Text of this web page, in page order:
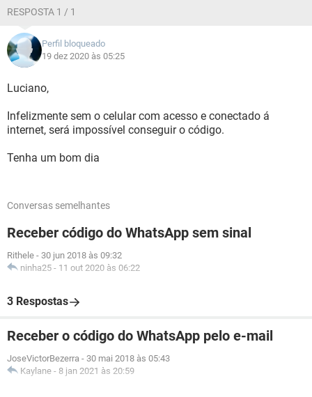
RESPOSTA 1 / 1
Perfil bloqueado
19 dez 2020 às 05:25
Luciano,
Infelizmente sem o celular com acesso e conectado á
internet, será impossível conseguir o código.
Tenha um bom dia
Conversas semelhantes
Receber código do WhatsApp sem sinal
Rithele - 30 jun 2018 às 09:32
ninha25 - 11 out 2020 às 06:22
3 Respostas
Receber o código do WhatsApp pelo e-mail
JoseVictorBezerra - 30 mai 2018 às 05:43
Kaylane - 8 jan 2021 às 20:59